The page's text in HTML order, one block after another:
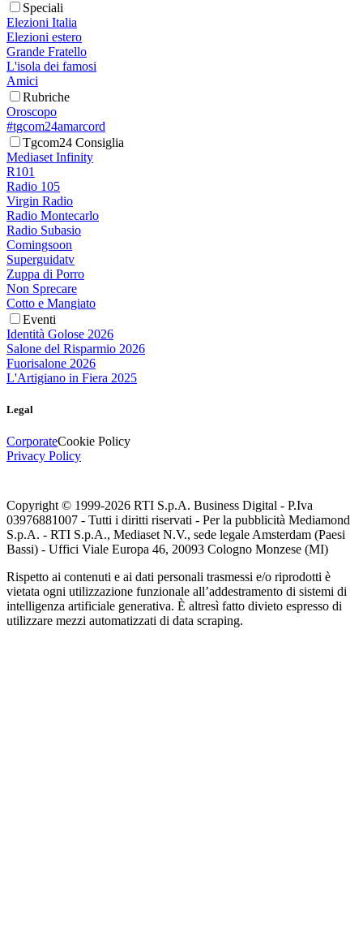
Speciali
Elezioni Italia
Elezioni estero
Grande Fratello
L'isola dei famosi
Amici
Rubriche
Oroscopo
#tgcom24amarcord
Tgcom24 Consiglia
Mediaset Infinity
R101
Radio 105
Virgin Radio
Radio Montecarlo
Radio Subasio
Comingsoon
Superguidatv
Zuppa di Porro
Non Sprecare
Cotto e Mangiato
Eventi
Identità Golose 2026
Salone del Risparmio 2026
Fuorisalone 2026
L'Artigiano in Fiera 2025
Legal
CorporateCookie Policy
Privacy Policy
Copyright © 1999-2026 RTI S.p.A. Business Digital - P.Iva
03976881007 - Tutti i diritti riservati - Per la pubblicità Mediamond
S.p.A. - RTI S.p.A., Mediaset N.V., sede legale Amsterdam (Paesi
Bassi) - Uffici Viale Europa 46, 20093 Cologno Monzese (MI)
Rispetto ai contenuti e ai dati personali trasmessi e/o riprodotti è
vietata ogni utilizzazione funzionale all’addestramento di sistemi di
intelligenza artificiale generativa. È altresì fatto divieto espresso di
utilizzare mezzi automatizzati di data scraping.